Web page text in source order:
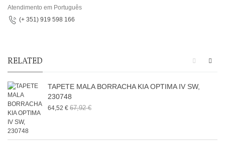
Atendimento em Português
(+ 351) 919 598 166
RELATED
TAPETE MALA BORRACHA KIA OPTIMA IV SW,
230748
64,52 € 67,92 €